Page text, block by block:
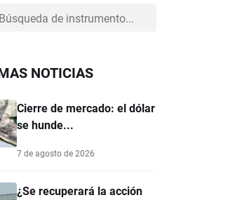
NOTICIAS
Cierre de mercado: el dólar
se hunde...
7 de agosto de 2026
¿Se recuperará la acción